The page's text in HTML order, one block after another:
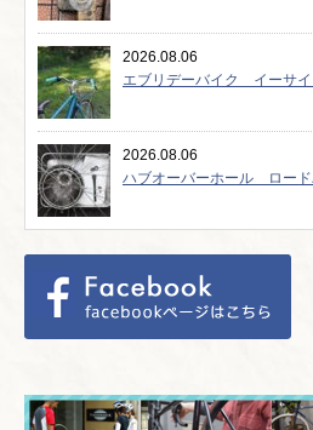
2026.08.06
エブリデーバイク イーサイ
2026.08.06
ハブオーバーホール ロード